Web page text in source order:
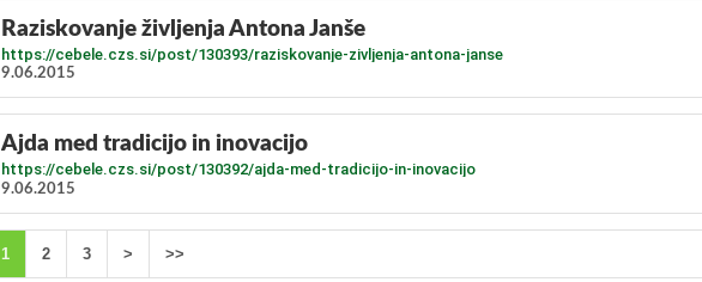
Raziskovanje življenja Antona Janše
https://cebele.czs.si/post/130393/raziskovanje-zivljenja-antona-janse
9.06.2015
Ajda med tradicijo in inovacijo
https://cebele.czs.si/post/130392/ajda-med-tradicijo-in-inovacijo
9.06.2015
1 2 3 > >>